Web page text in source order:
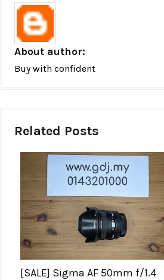
About author:
Buy with confident
Related Posts
[SALE] Sigma AF 50mm f/1.4